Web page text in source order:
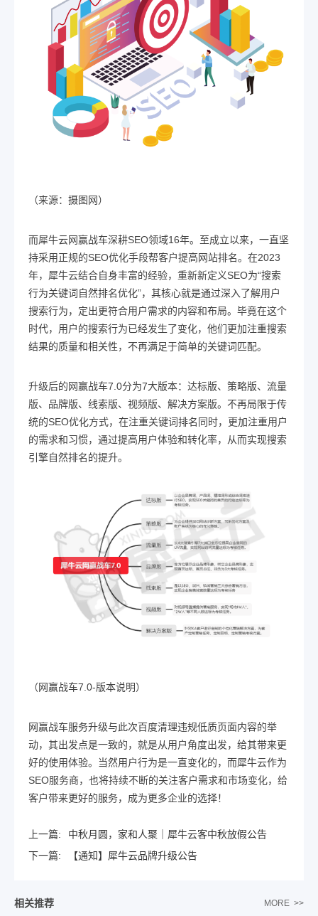
（来源：摄图网）
而犀牛云网赢战车深耕SEO领域16年。至成立以来，一直坚
持采用正规的SEO优化手段帮客户提高网站排名。在2023
年，犀牛云结合自身丰富的经验，重新新定义SEO为“搜索
行为关键词自然排名优化”，其核心就是通过深入了解用户
搜索行为，定出更符合用户需求的内容和布局。毕竟在这个
时代，用户的搜索行为已经发生了变化，他们更加注重搜索
结果的质量和相关性，不再满足于简单的关键词匹配。
升级后的网赢战车7.0分为7大版本：达标版、策略版、流量
版、品牌版、线索版、视频版、解决方案版。不再局限于传
统的SEO优化方式，在注重关键词排名同时，更加注重用户
的需求和习惯，通过提高用户体验和转化率，从而实现搜索
引擎自然排名的提升。
（网赢战车7.0-版本说明）
网赢战车服务升级与此次百度清理违规低质页面内容的举
动，其出发点是一致的，就是从用户角度出发，给其带来更
好的使用体验。当然用户行为是一直变化的，而犀牛云作为
SEO服务商，也将持续不断的关注客户需求和市场变化，给
客户带来更好的服务，成为更多企业的选择！
上一篇:
中秋月圆，家和人聚｜犀牛云客中秋放假公告
下一篇:
【通知】犀牛云品牌升级公告
相关推荐 MORE >>